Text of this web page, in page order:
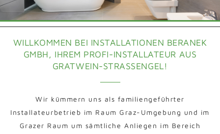
WILLKOMMEN BEI INSTALLATIONEN BERANEK
GMBH, IHREM PROFI-INSTALLATEUR AUS
GRATWEIN-STRASSENGEL!
Wir kümmern uns als familiengeführter
Installateurbetrieb im Raum Graz-Umgebung und im
Grazer Raum um sämtliche Anliegen im Bereich